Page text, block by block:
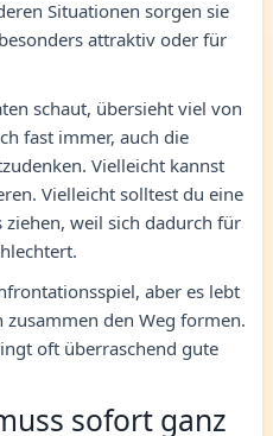
Situationen sorgen sie
attraktiv oder für
schaut, übersieht viel von
fast immer, auch die
Vielleicht kannst
Vielleicht solltest du eine
ziehen, weil sich dadurch für
aber es lebt
den Weg formen.
oft überraschend gute
sofort ganz